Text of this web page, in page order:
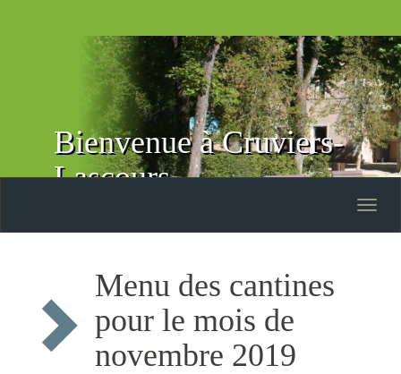
Bienvenue à Cruviers-
Lascours
Toggle
Menu des cantines
pour le mois de
novembre 2019